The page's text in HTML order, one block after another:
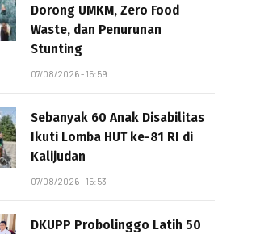
Dorong UMKM, Zero Food
Waste, dan Penurunan
Stunting
07/08/2026 - 15:59
Sebanyak 60 Anak Disabilitas
Ikuti Lomba HUT ke-81 RI di
Kalijudan
07/08/2026 - 15:53
DKUPP Probolinggo Latih 50